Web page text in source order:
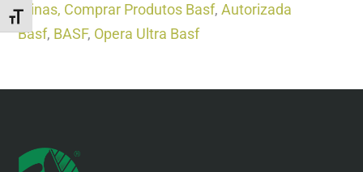
ALTERNAR TAMANHO DA FONTE
Minas, Comprar Produtos Basf,Autorizada
Basf, BASF, Opera Ultra Basf